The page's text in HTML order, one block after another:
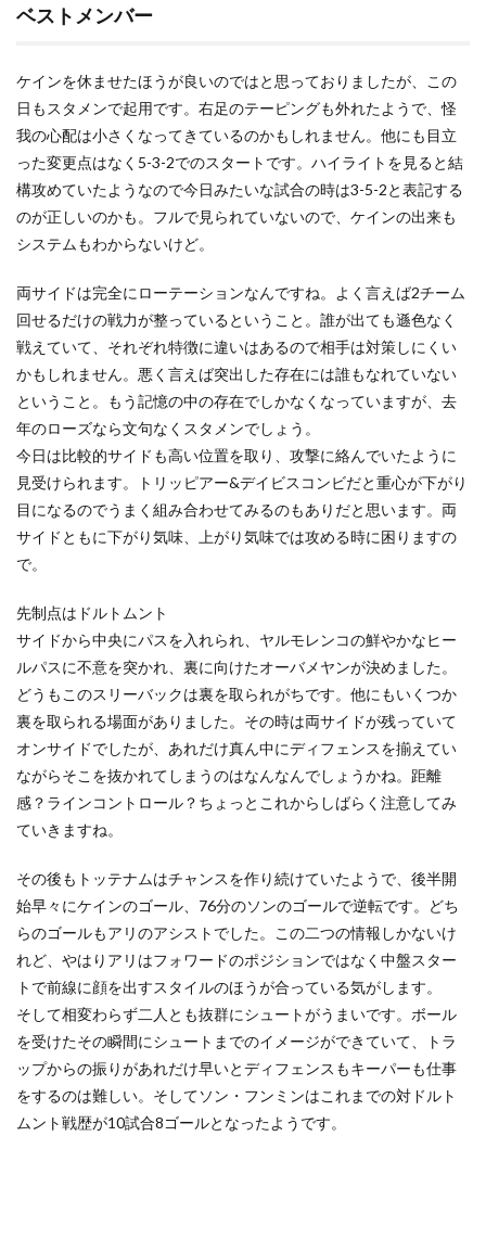
ンバ
ー
首位
通過
確定
ベストメンバー
ケインを休ませたほうが良いのではと思っておりましたが、この
日もスタメンで起用です。右足のテーピングも外れたようで、怪
我の心配は小さくなってきているのかもしれません。他にも目立
った変更点はなく5-3-2でのスタートです。ハイライトを見ると結
構攻めていたようなので今日みたいな試合の時は3-5-2と表記する
のが正しいのかも。フルで見られていないので、ケインの出来も
システムもわからないけど。
両サイドは完全にローテーションなんですね。よく言えば2チーム
回せるだけの戦力が整っているということ。誰が出ても遜色なく
戦えていて、それぞれ特徴に違いはあるので相手は対策しにくい
かもしれません。悪く言えば突出した存在には誰もなれていない
ということ。もう記憶の中の存在でしかなくなっていますが、去
年のローズなら文句なくスタメンでしょう。
今日は比較的サイドも高い位置を取り、攻撃に絡んでいたように
見受けられます。トリッピアー&デイビスコンビだと重心が下がり
目になるのでうまく組み合わせてみるのもありだと思います。両
サイドともに下がり気味、上がり気味では攻める時に困りますの
で。
先制点はドルトムント
サイドから中央にパスを入れられ、ヤルモレンコの鮮やかなヒー
ルパスに不意を突かれ、裏に向けたオーバメヤンが決めました。
どうもこのスリーバックは裏を取られがちです。他にもいくつか
裏を取られる場面がありました。その時は両サイドが残っていて
オンサイドでしたが、あれだけ真ん中にディフェンスを揃えてい
ながらそこを抜かれてしまうのはなんなんでしょうかね。距離
感？ラインコントロール？ちょっとこれからしばらく注意してみ
ていきますね。
その後もトッテナムはチャンスを作り続けていたようで、後半開
始早々にケインのゴール、76分のソンのゴールで逆転です。どち
らのゴールもアリのアシストでした。この二つの情報しかないけ
れど、やはりアリはフォワードのポジションではなく中盤スター
トで前線に顔を出すスタイルのほうが合っている気がします。
そして相変わらず二人とも抜群にシュートがうまいです。ボール
を受けたその瞬間にシュートまでのイメージができていて、トラ
ップからの振りがあれだけ早いとディフェンスもキーパーも仕事
をするのは難しい。そしてソン・フンミンはこれまでの対ドルト
ムント戦歴が10試合8ゴールとなったようです。